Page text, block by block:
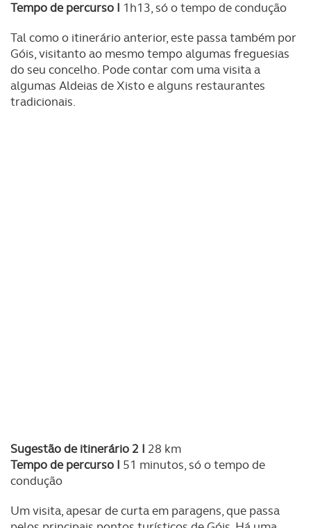
Tempo de percurso I 1h13, só o tempo de condução
Tal como o itinerário anterior, este passa também por
Góis, visitanto ao mesmo tempo algumas freguesias
do seu concelho. Pode contar com uma visita a
algumas Aldeias de Xisto e alguns restaurantes
tradicionais.
Sugestão de itinerário 2 I 28 km
Tempo de percurso I 51 minutos, só o tempo de
condução
Um visita, apesar de curta em paragens, que passa